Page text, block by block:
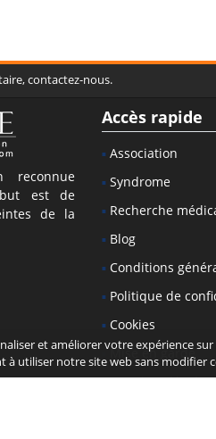
contactez-nous.
reconnue
est de
de la
Accès rapide
Association
Syndrome
Recherche
Blog
Conditions
Politique de
Cookies
Mise en garde
Mentions légales
et améliorer votre expérience
à utiliser notre site web sans modifier